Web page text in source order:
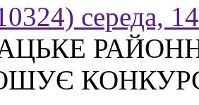
середа,
КОНКУРС